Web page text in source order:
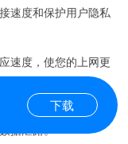
速度和保护用户隐私
速度，使您的上网更
，有效保护您上网
据泄露。
下载